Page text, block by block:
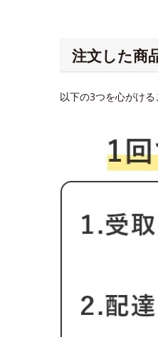
注文した商
以下の3つを心がけ